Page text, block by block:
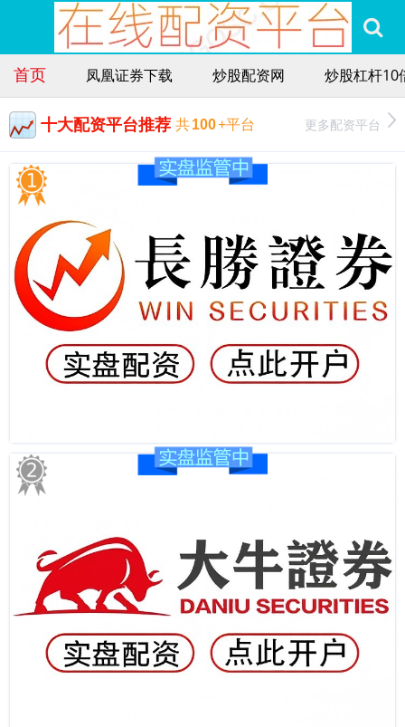
首页 凤凰证券下载 炒股配资网 炒股杠杆10
十大配资平台推荐 共100+平台 更多配资平台